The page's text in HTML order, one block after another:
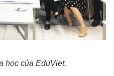
học của EduViet.